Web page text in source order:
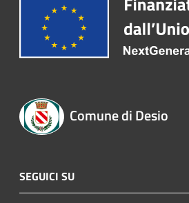
Comune di Desio
SEGUICI SU